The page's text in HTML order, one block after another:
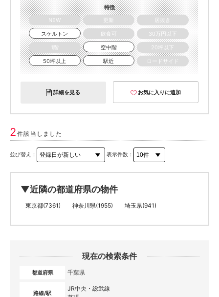
特徴
NEW
更新
居抜き
スケルトン
飲食可
30万円以下
1階
空中階
20坪以下
50坪以上
駅近 ロードサイド
詳細を見る お気に入りに追加
2件該当しました
並び替え： 表示件数：
▼近隣の都道府県の物件
東京都(7361) 神奈川県(1955) 埼玉県(941)
現在の検索条件
都道府県 千葉県
路線/駅
JR中央・総武線